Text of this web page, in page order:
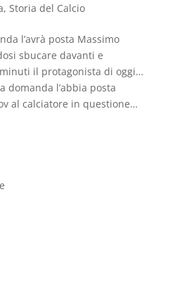
, Storia del Calcio
l’avrà posta Massimo
sbucare davanti e
il protagonista di oggi…
domanda l’abbia posta
al calciatore in questione…